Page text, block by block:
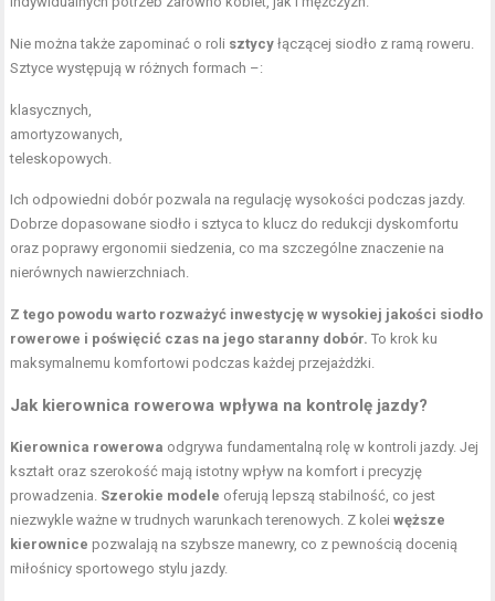
Nie można także zapominać o roli sztycy łączącej siodło z ramą roweru.
Sztyce występują w różnych formach –:
klasycznych,
amortyzowanych,
teleskopowych.
Ich odpowiedni dobór pozwala na regulację wysokości podczas jazdy.
Dobrze dopasowane siodło i sztyca to klucz do redukcji dyskomfortu
oraz poprawy ergonomii siedzenia, co ma szczególne znaczenie na
nierównych nawierzchniach.
Z tego powodu warto rozważyć inwestycję w wysokiej jakości siodło
rowerowe i poświęcić czas na jego staranny dobór. To krok ku
maksymalnemu komfortowi podczas każdej przejażdżki.
Jak kierownica rowerowa wpływa na kontrolę jazdy?
Kierownica rowerowa odgrywa fundamentalną rolę w kontroli jazdy. Jej
kształt oraz szerokość mają istotny wpływ na komfort i precyzję
prowadzenia. Szerokie modele oferują lepszą stabilność, co jest
niezwykle ważne w trudnych warunkach terenowych. Z koleiwęższe
kierownice pozwalają na szybsze manewry, co z pewnością docenią
miłośnicy sportowego stylu jazdy.